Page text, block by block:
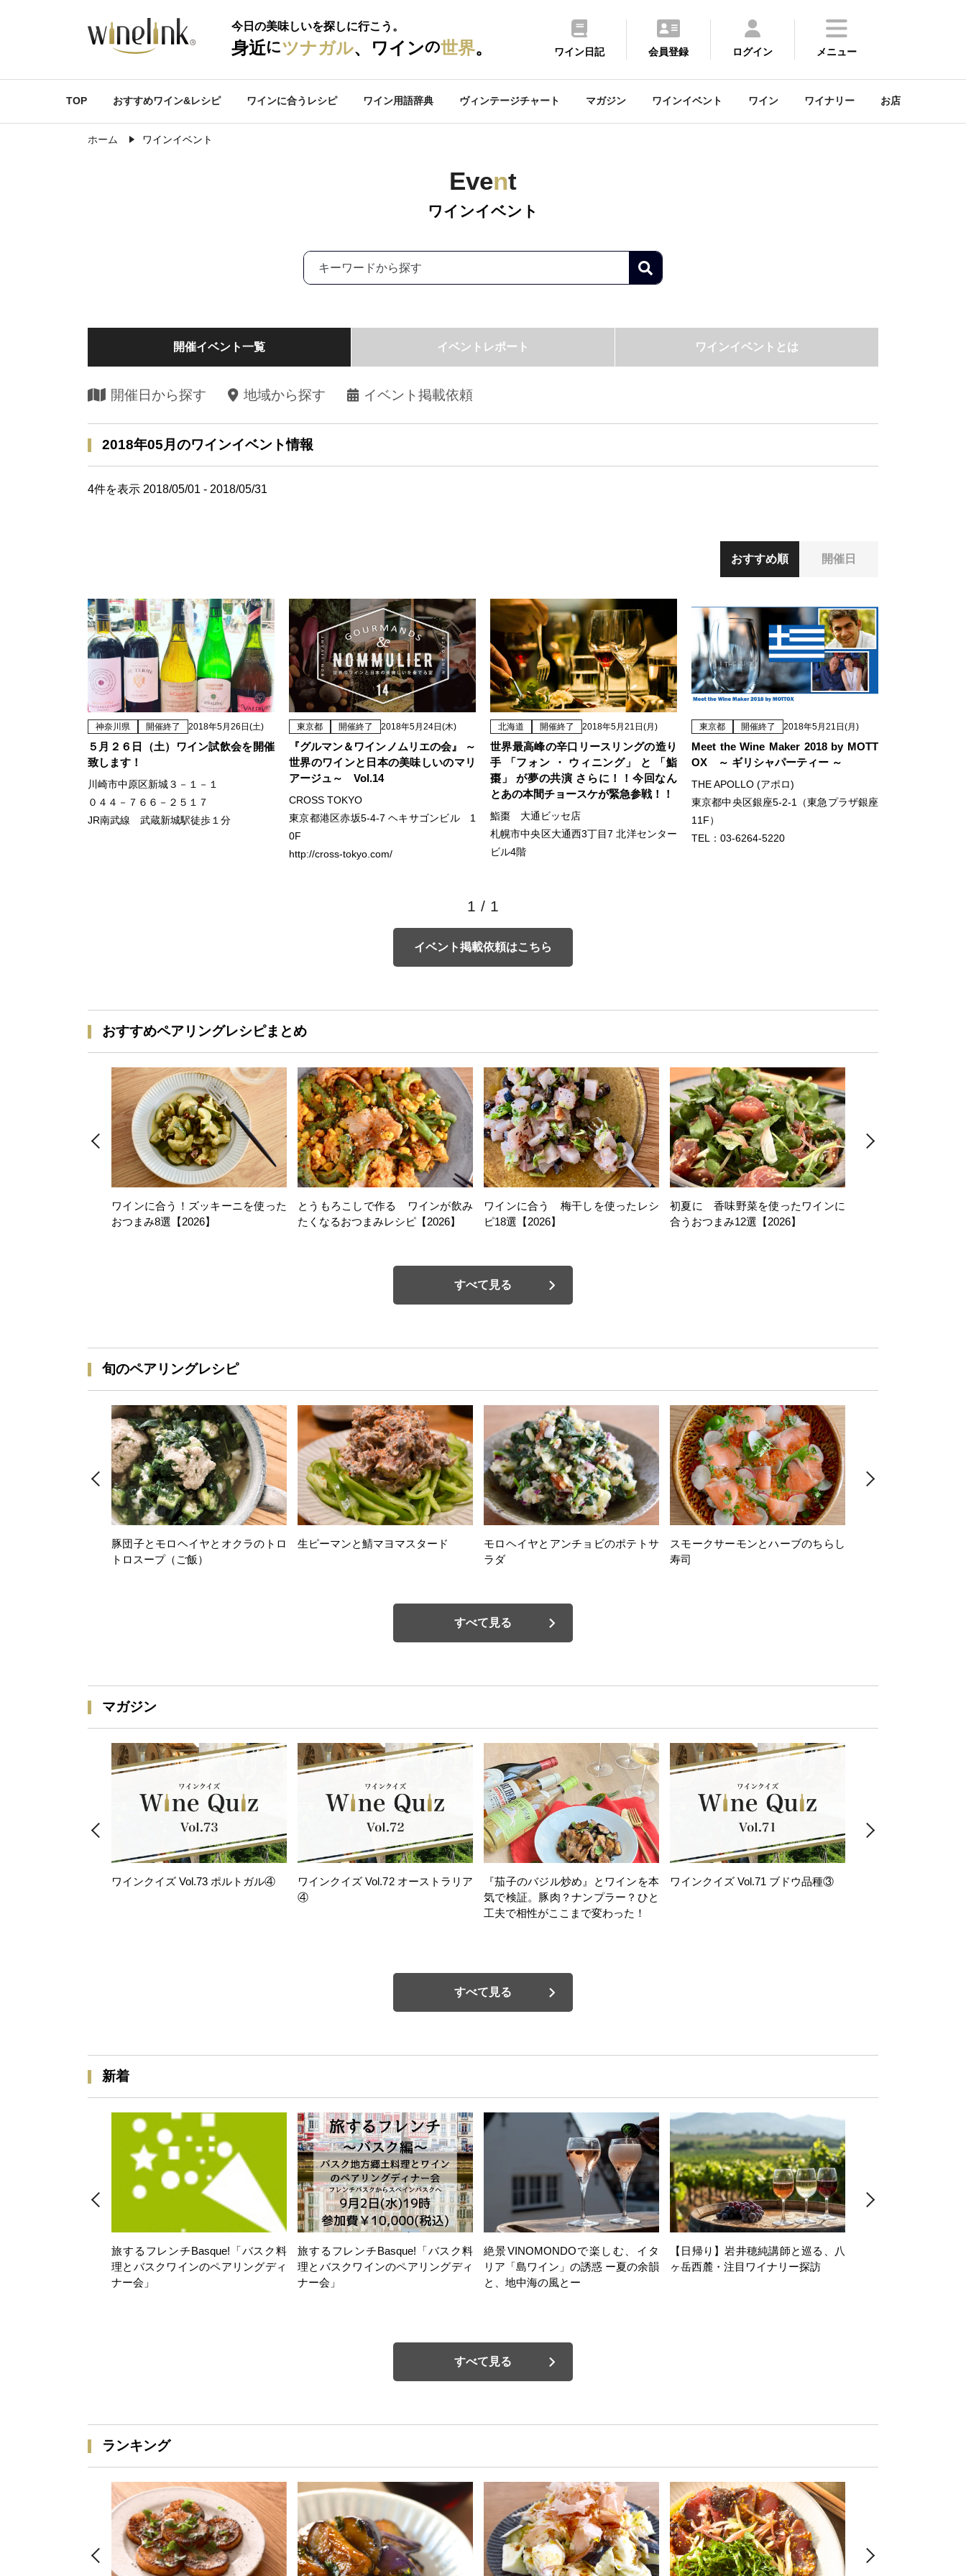
今日の美味しいを探しに行こう。
身近にツナガル、ワインの世界。 ワイン日記 会員登録 ログイン メニュー
TOP おすすめワイン&レシピ ワインに合うレシピ ワイン用語辞典 ヴィンテージチャート マガジン ワインイベント ワイン ワイナリー お店
ホーム ワインイベント
Event
ワインイベント
開催イベント一覧 イベントレポート ワインイベントとは
開催日から探す 地域から探す イベント掲載依頼
2018年05月のワインイベント情報
4件を表示 2018/05/01 - 2018/05/31
開催日
おすすめ順
神奈川県 開催終了 2018年5月26日(土)
５月２６日（土）ワイン試飲会を開催
致します！
川崎市中原区新城３－１－１
０４４－７６６－２５１７
JR南武線 武蔵新城駅徒歩１分
東京都 開催終了 2018年5月24日(木)
『グルマン＆ワインノムリエの会』 ～
世界のワインと日本の美味しいのマリ
アージュ～ Vol.14
CROSS TOKYO
東京都港区赤坂5-4-7 ヘキサゴンビル 1
0F
http://cross-tokyo.com/
北海道 開催終了 2018年5月21日(月)
世界最高峰の辛口リースリングの造り
手 「フォン ・ ウィニング」 と 「鮨
棗」 が夢の共演 さらに！！今回なん
とあの本間チョースケが緊急参戦！！
鮨棗 大通ビッセ店
札幌市中央区大通西3丁目7 北洋センター
ビル4階
東京都 開催終了 2018年5月21日(月)
Meet the Wine Maker 2018 by MOTT
OX ～ ギリシャパーティー ～
THE APOLLO (アポロ)
東京都中央区銀座5-2-1（東急プラザ銀座
11F）
TEL：03-6264-5220
1 / 1
イベント掲載依頼はこちら
おすすめペアリングレシピまとめ
ワインに合う！ズッキーニを使った
おつまみ8選【2026】
とうもろこしで作る ワインが飲み
たくなるおつまみレシピ【2026】
ワインに合う 梅干しを使ったレシ
ピ18選【2026】
初夏に 香味野菜を使ったワインに
合うおつまみ12選【2026】
すべて見る
旬のペアリングレシピ
豚団子とモロヘイヤとオクラのトロ
トロスープ（ご飯）
生ピーマンと鯖マヨマスタード
モロヘイヤとアンチョビのポテトサ
ラダ
スモークサーモンとハーブのちらし
寿司
すべて見る
マガジン
ワインクイズ Vol.73 ポルトガル④
ワインクイズ Vol.72 オーストラリア
④
『茄子のバジル炒め』とワインを本
気で検証。豚肉？ナンプラー？ひと
工夫で相性がここまで変わった！
ワインクイズ Vol.71 ブドウ品種③
すべて見る
新着
旅するフレンチBasque!「バスク料
理とバスクワインのペアリングディ
ナー会」
旅するフレンチBasque!「バスク料
理とバスクワインのペアリングディ
ナー会」
絶景VINOMONDOで楽しむ、イタ
リア「島ワイン」の誘惑 ー夏の余韻
と、地中海の風とー
【日帰り】岩井穂純講師と巡る、八
ヶ岳西麓・注目ワイナリー探訪
すべて見る
ランキング